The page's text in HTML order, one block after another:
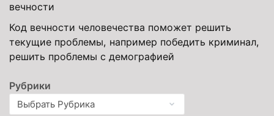
вечности
Код вечности человечества поможет решить
текущие проблемы, например победить криминал,
решить проблемы с демографией
Рубрики